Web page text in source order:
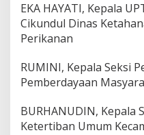
EKA HAYATI, Kepala
Cikundul Dinas
Perikanan
RUMINI, Kepala Seksi
Pemberdayaan
BURHANUDIN, Kepala
Ketertiban Umum